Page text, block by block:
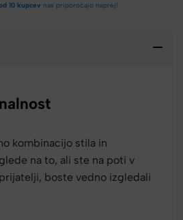
10 kupcev nas priporočajo naprej!
kombinacijo stila in
na to, ali ste na poti v
boste vedno izgledali